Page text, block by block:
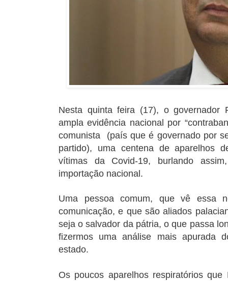
Nesta quinta feira (17), o governador
ampla evidência nacional por
comunista (país que é governado por
partido), uma centena de aparelhos
vítimas da Covid-19, burlando
importação nacional.
Uma pessoa comum, que vê essa
comunicação, e que são aliados
seja o salvador da pátria, o que passa
fizermos uma análise mais apurada
estado.
Os poucos aparelhos respiratórios